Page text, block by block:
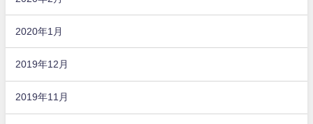
2020年1月
2019年12月
2019年11月